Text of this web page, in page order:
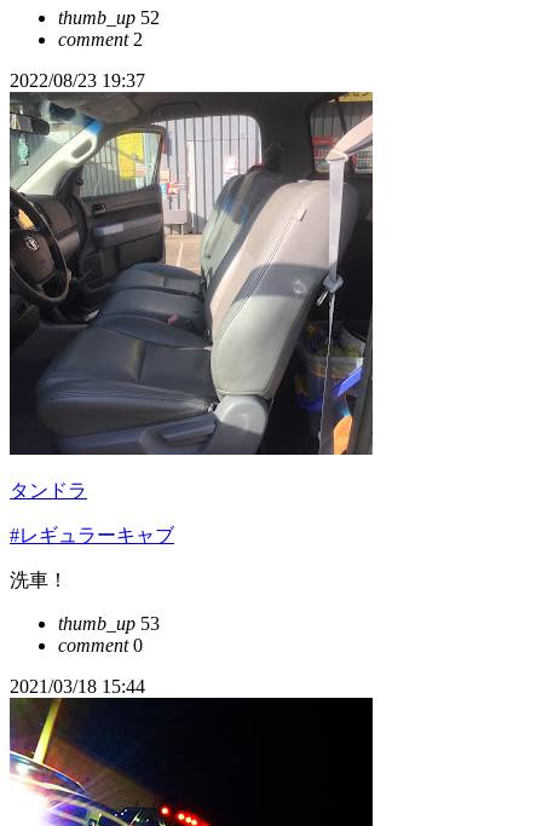
thumb_up 52
comment2
2022/08/23 19:37
タンドラ
#レギュラーキャブ
洗車！
thumb_up 53
comment0
2021/03/18 15:44